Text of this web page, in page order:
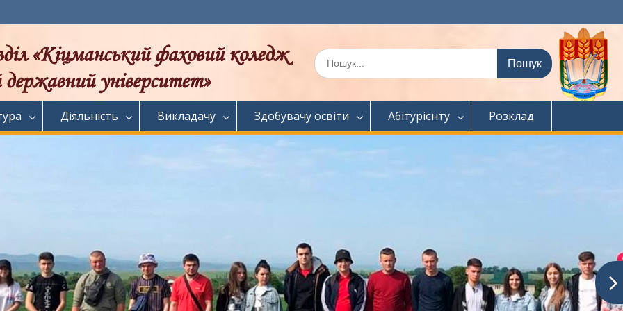
Шукати:
Діяльність Викладачу Здобувачу освіти Абітурієнту Розклад